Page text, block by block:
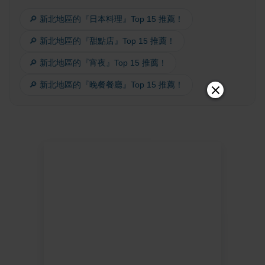
🔎 新北地區的『日本料理』Top 15 推薦！
🔎 新北地區的『甜點店』Top 15 推薦！
🔎 新北地區的『宵夜』Top 15 推薦！
🔎 新北地區的『晚餐餐廳』Top 15 推薦！